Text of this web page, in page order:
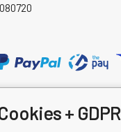
+ GDPR